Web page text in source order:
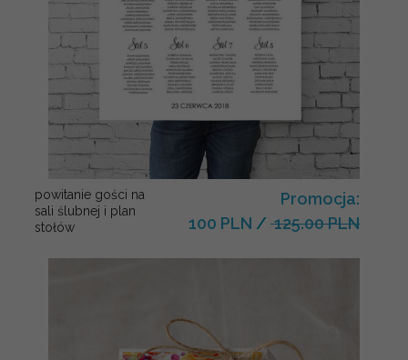
powitanie gości na
sali ślubnej i plan
stołów
Promocja:
100 PLN / 125.00 PLN